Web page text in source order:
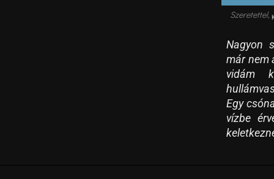
Nagyon
már nem
vidám
Egy
vízbe